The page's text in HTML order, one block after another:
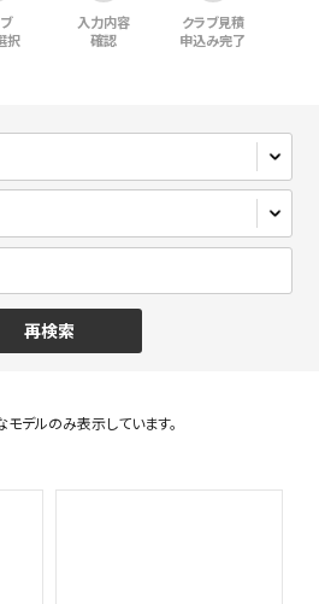
択
入力内容
確認
クラブ見積
申込み完了
再検索
デルのみ表⽰しています。